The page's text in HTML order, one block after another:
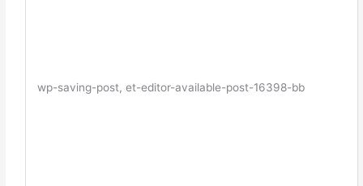
wp-saving-post, et-editor-available-post-16398-bb